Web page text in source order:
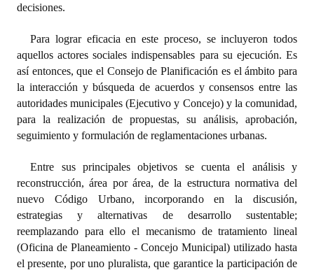
DOCUMENTOS
Informes de Gestión
Proyectos Presentados
Dictámenes Asesoría Letrada
Actas de Sesión
Informes de Unidad Coordinadora
Ejecución Presupuestaria
Actas de Audiencias Públicas
decisiones.
Para lograr eficacia en este proceso, se incluyeron todos
aquellos actores sociales indispensables para su ejecución. Es
así entonces, que el Consejo de Planificación es el ámbito para
la interacción y búsqueda de acuerdos y consensos entre las
autoridades municipales (Ejecutivo y Concejo) y la comunidad,
para la realización de propuestas, su análisis, aprobación,
seguimiento y formulación de reglamentaciones urbanas.
Entre sus principales objetivos se cuenta el análisis y
reconstrucción, área por área, de la estructura normativa del
nuevo Código Urbano, incorporando en la discusión,
estrategias y alternativas de desarrollo sustentable;
reemplazando para ello el mecanismo de tratamiento lineal
(Oficina de Planeamiento - Concejo Municipal) utilizado hasta
el presente, por uno pluralista, que garantice la participación de